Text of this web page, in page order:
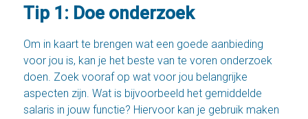
Tip 1: Doe onderzoek
Om in kaart te brengen wat een goede aanbieding
voor jou is, kan je het beste van te voren onderzoek
doen. Zoek vooraf op wat voor jou belangrijke
aspecten zijn. Wat is bijvoorbeeld het gemiddelde
salaris in jouw functie? Hiervoor kan je gebruik maken